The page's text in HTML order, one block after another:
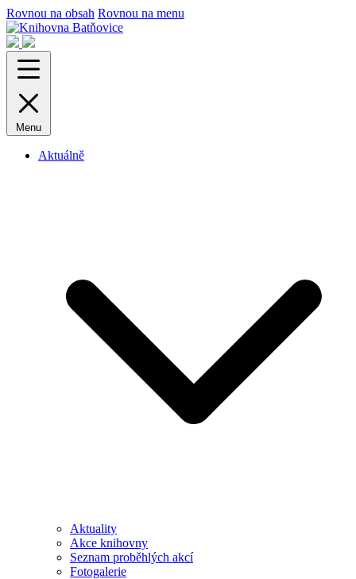
Rovnou na obsah Rovnou na menu
Menu
Aktuálně
Aktuality
Akce knihovny
Seznam proběhlých akcí
Fotogalerie